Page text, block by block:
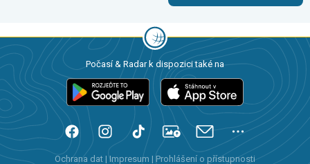
Počasí & Radar k dispozici také na
Ochrana dat |Impresum | Prohlášení o přístupnosti